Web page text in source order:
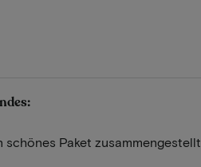
Paket zusammengestellt.